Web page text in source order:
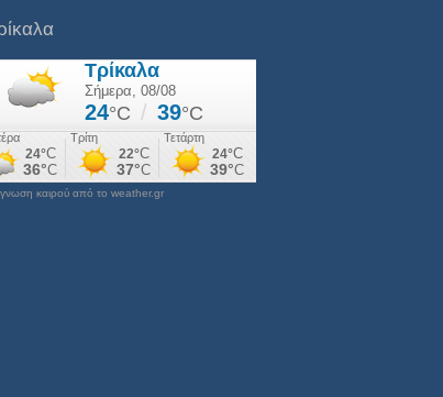
καιρού από το weather.gr